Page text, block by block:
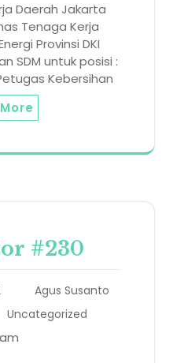
Daerah Jakarta
Tenaga Kerja
Provinsi DKI
SDM untuk posisi :
Kebersihan
#230
Agus Susanto
Uncategorized